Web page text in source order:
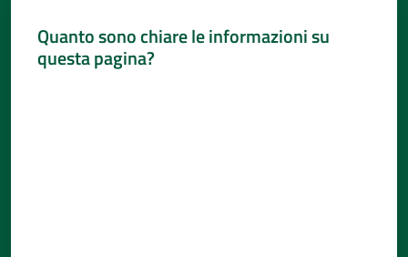
Quanto sono chiare le informazioni su
questa pagina?